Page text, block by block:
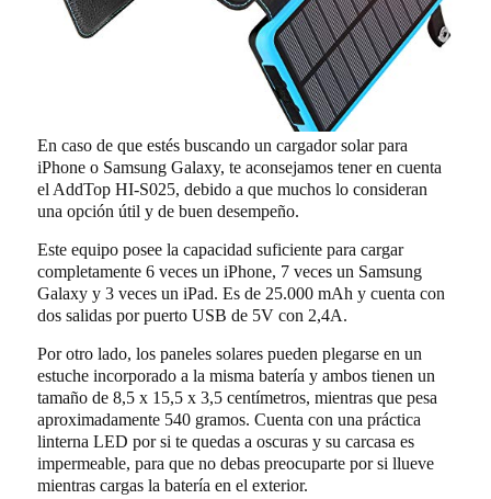
En caso de que estés buscando un cargador solar para
iPhone o Samsung Galaxy, te aconsejamos tener en cuenta
el AddTop HI-S025, debido a que muchos lo consideran
una opción útil y de buen desempeño.
Este equipo posee la capacidad suficiente para cargar
completamente 6 veces un iPhone, 7 veces un Samsung
Galaxy y 3 veces un iPad. Es de 25.000 mAh y cuenta con
dos salidas por puerto USB de 5V con 2,4A.
Por otro lado, los paneles solares pueden plegarse en un
estuche incorporado a la misma batería y ambos tienen un
tamaño de 8,5 x 15,5 x 3,5 centímetros, mientras que pesa
aproximadamente 540 gramos. Cuenta con una práctica
linterna LED por si te quedas a oscuras y su carcasa es
impermeable, para que no debas preocuparte por si llueve
mientras cargas la batería en el exterior.